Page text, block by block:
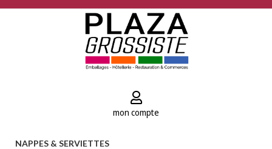
mon compte
NAPPES & SERVIETTES